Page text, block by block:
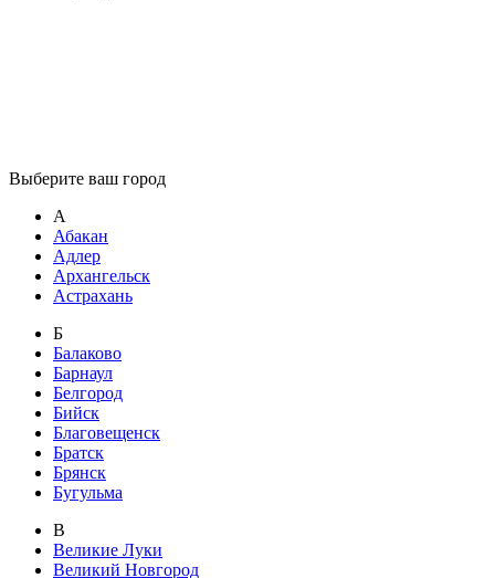
Выберите ваш город
А
Абакан
Адлер
Архангельск
Астрахань
Б
Балаково
Барнаул
Белгород
Бийск
Благовещенск
Братск
Брянск
Бугульма
В
Великие Луки
Великий Новгород